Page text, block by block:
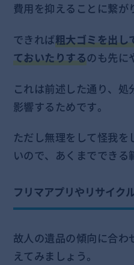
費用を抑えることに繋が
できれば粗大ゴミを出し
ておいたりするのも先に
これは前述した通り、
影響するためです。
ただし無理をして怪我
いので、あくまでできる
フリマアプリやリサイク
故人の遺品の傾向に合
えてみましょう。